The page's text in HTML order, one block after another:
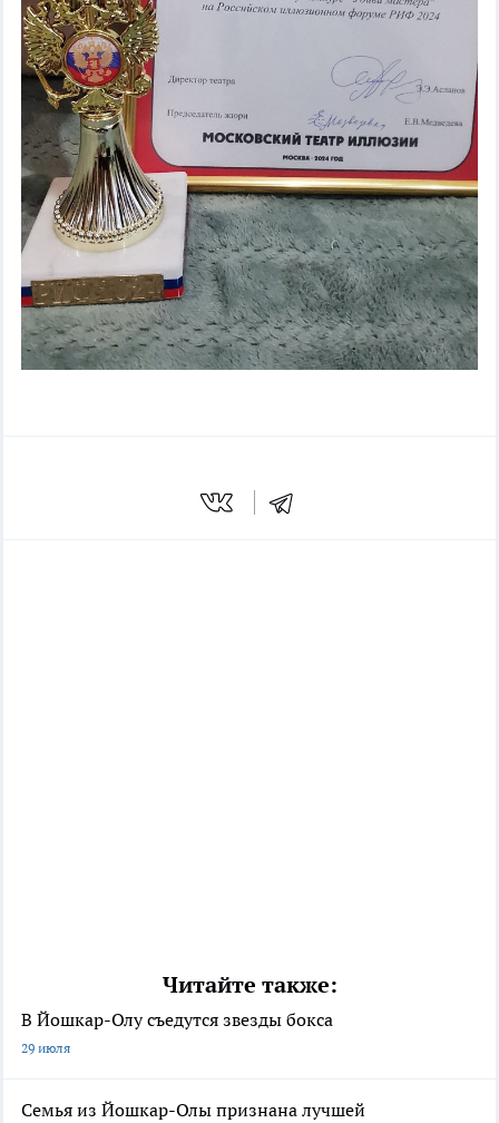
Читайте также:
В Йошкар-Олу съедутся звезды бокса
29 июля
Семья из Йошкар-Олы признана лучшей